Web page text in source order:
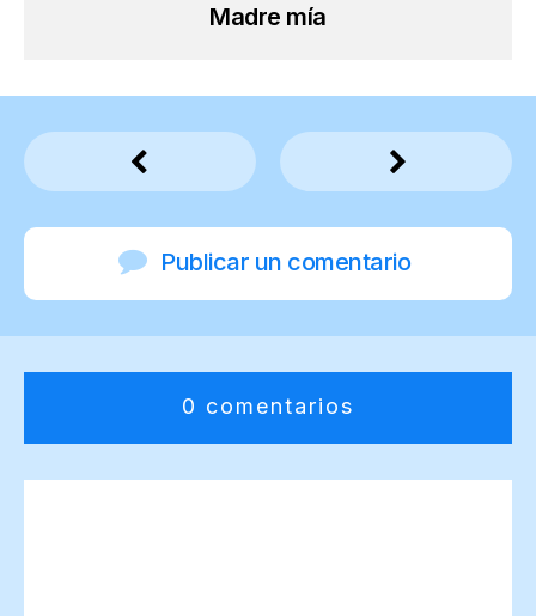
Madre mía
Publicar un comentario
0 comentarios